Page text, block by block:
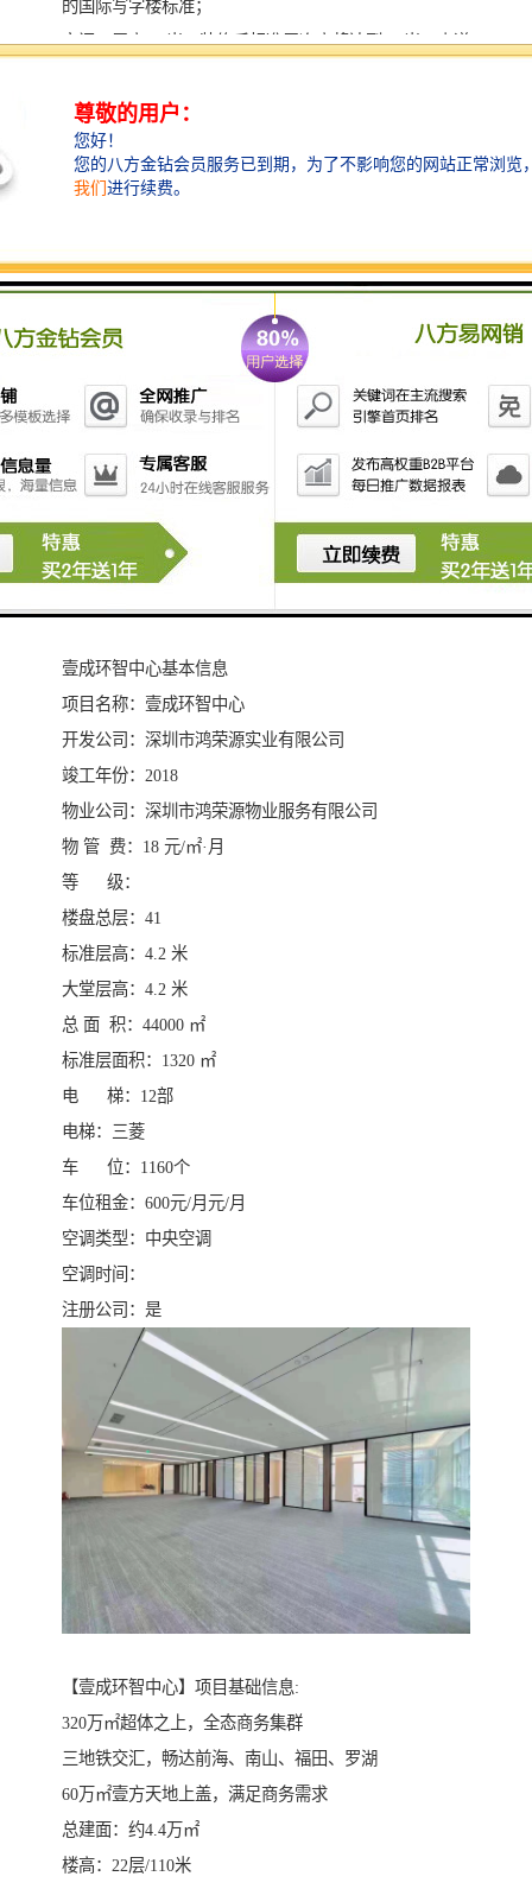
的国际写字楼标准；
空间：层高4.2米，装修后标准层净高将达到2.8米，走道
空调：采用日立变频多联式中央空调系统，科学安排用
电周期，减少空调运营成本。可以分户控制，分户计
量，并采用新风系统；
位，38：1高车位配比，并特设电动轿车充车位。
壹成环智中心基本信息
项目名称：壹成环智中心
开发公司：深圳市鸿荣源实业有限公司
竣工年份：2018
物业公司：深圳市鸿荣源物业服务有限公司
物 管 费：18 元/㎡·月
等 级：
楼盘总层：41
标准层高：4.2 米
大堂层高：4.2 米
总 面 积：44000 ㎡
标准层面积：1320 ㎡
电 梯：12部
电梯：三菱
车 位：1160个
车位租金：600元/月元/月
空调类型：中央空调
空调时间：
注册公司：是
【壹成环智中心】项目基础信息:
320万㎡超体之上，全态商务集群
三地铁交汇，畅达前海、南山、福田、罗湖
60万㎡壹方天地上盖，满足商务需求
总建面：约4.4万㎡
楼高：22层/110米